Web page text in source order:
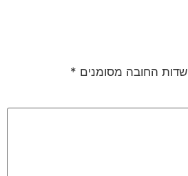
שדות החובה מסומנים *